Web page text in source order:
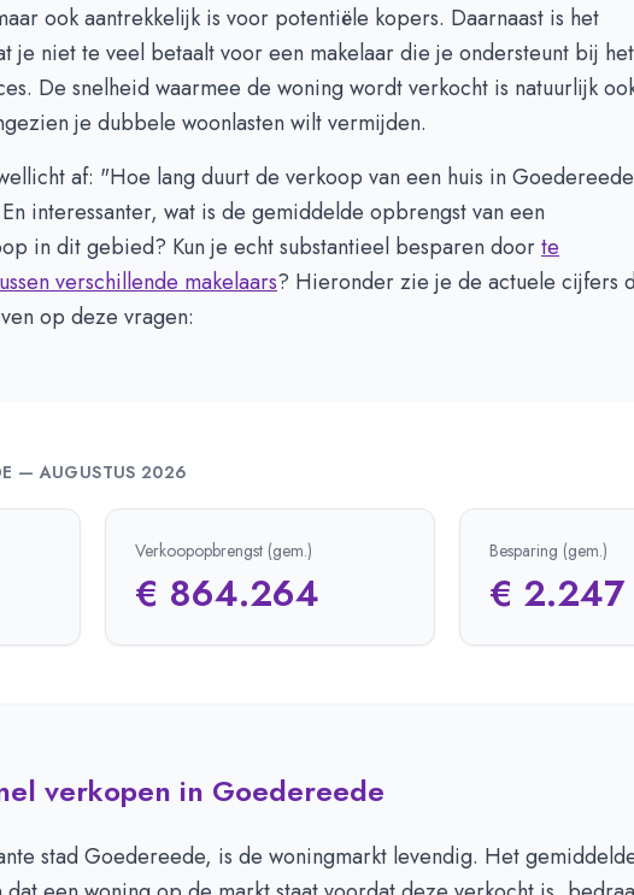
ook aantrekkelijk is voor potentiële kopers. Daarnaast is het
je niet te veel betaalt voor een makelaar die je ondersteunt bij het
De snelheid waarmee de woning wordt verkocht is natuurlijk
je dubbele woonlasten wilt vermijden.
af: "Hoe lang duurt de verkoop van een huis in Goedereede
interessanter, wat is de gemiddelde opbrengst van een
in dit gebied? Kun je echt substantieel besparen doorte
verschillende makelaars? Hieronder zie je de actuele cijfers
op deze vragen:
—AUGUSTUS 2026
Verkoopopbrengst (gem.)
€ 864.264
Besparing (gem.)
€ 2.247
verkopen in Goedereede
stad Goedereede, is de woningmarkt levendig. Het